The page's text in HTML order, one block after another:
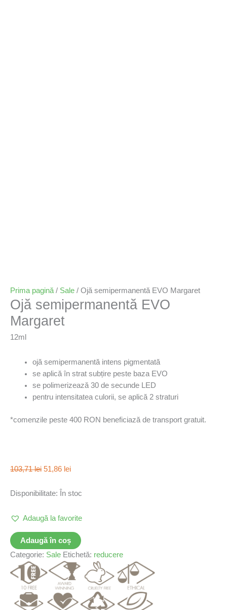
Prima pagină / Sale / Ojă semipermanentă EVO Margaret
Ojă semipermanentă EVO
Margaret
12ml
ojă semipermanentă intens pigmentată
se aplică în strat subțire peste baza EVO
se polimerizează 30 de secunde LED
pentru intensitatea culorii, se aplică 2 straturi
*comenzile peste 400 RON beneficiază de transport gratuit.
103,71lei 51,86 lei
Disponibilitate: În stoc
Adaugă la favorite
Adaugă în coș
Categorie: Sale Etichetă: reducere